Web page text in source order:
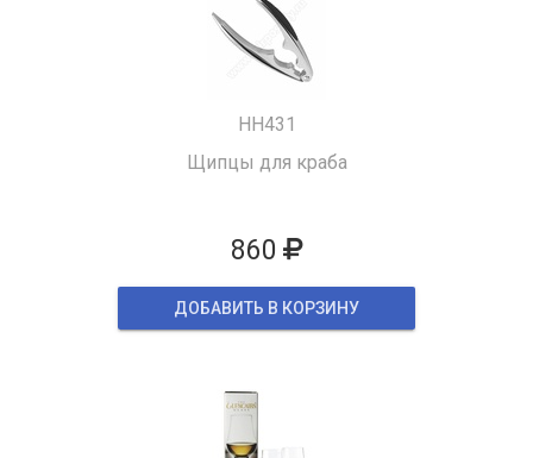
HH431
Щипцы для краба
860
ДОБАВИТЬ В КОРЗИНУ